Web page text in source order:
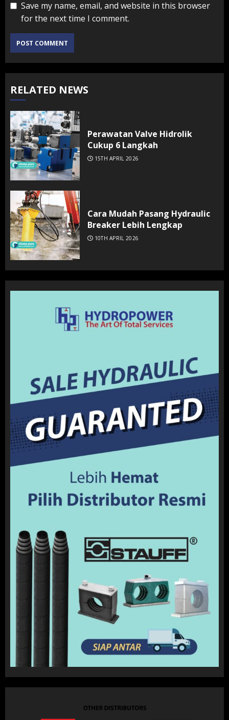
Save my name, email, and website in this browser
for the next time I comment.
RELATED NEWS
Perawatan Valve Hidrolik
Cukup 6 Langkah
15TH APRIL 2026
Cara Mudah Pasang Hydraulic
Breaker Lebih Lengkap
10TH APRIL 2026